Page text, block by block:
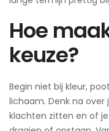
Hoe
keuze?
Begin niet bij kleur,
lichaam. Denk na over
klachten zitten en of